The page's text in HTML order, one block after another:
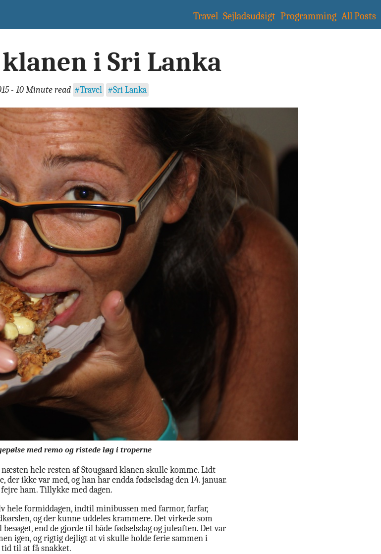
Travel Sejladsudsigt Programming All Posts
i Sri Lanka
- 10 Minute read #Travel #Sri Lanka
med remo og ristede løg i troperne
hele resten af Stougaard klanen skulle komme. Lidt
der ikke var med, og han har endda fødselsdag den 14. januar.
ham. Tillykke med dagen.
hele formiddagen, indtil minibussen med farmor, farfar,
og der kunne uddeles krammere. Det virkede som
end de gjorde til både fødselsdag og juleaften. Det var
igen, og rigtig dejligt at vi skulle holde ferie sammen i
tid til at få snakket.